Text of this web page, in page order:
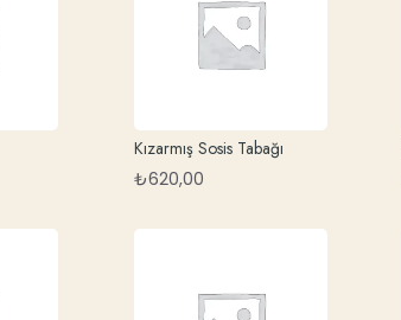
Kızarmış Sosis Tabağı
₺620,00